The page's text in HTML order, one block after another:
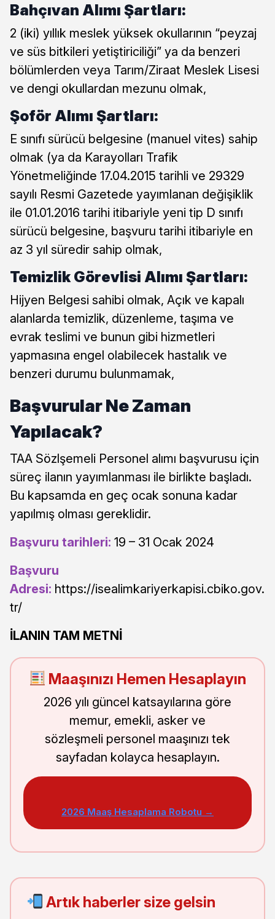
Bahçıvan Alımı Şartları:
2 (iki) yıllık meslek yüksek okullarının “peyzaj
ve süs bitkileri yetiştiriciliği” ya da benzeri
bölümlerden veya Tarım/Ziraat Meslek Lisesi
ve dengi okullardan mezunu olmak,
Şoför Alımı Şartları:
E sınıfı sürücü belgesine (manuel vites) sahip
olmak (ya da Karayolları Trafik
Yönetmeliğinde 17.04.2015 tarihli ve 29329
sayılı Resmi Gazetede yayımlanan değişiklik
ile 01.01.2016 tarihi itibariyle yeni tip D sınıfı
sürücü belgesine, başvuru tarihi itibariyle en
az 3 yıl süredir sahip olmak,
Temizlik Görevlisi Alımı Şartları:
Hijyen Belgesi sahibi olmak, Açık ve kapalı
alanlarda temizlik, düzenleme, taşıma ve
evrak teslimi ve bunun gibi hizmetleri
yapmasına engel olabilecek hastalık ve
benzeri durumu bulunmamak,
Başvurular Ne Zaman
Yapılacak?
TAA Sözlşemeli Personel alımı başvurusu için
süreç ilanın yayımlanması ile birlikte başladı.
Bu kapsamda en geç ocak sonuna kadar
yapılmış olması gereklidir.
Başvuru tarihleri: 19 – 31 Ocak 2024
Başvuru
Adresi: https://isealimkariyerkapisi.cbiko.gov.
tr/
İLANIN TAM METNİ
Maaşınızı Hemen Hesaplayın
2026 yılı güncel katsayılarına göre
memur, emekli, asker ve
sözleşmeli personel maaşınızı tek
sayfadan kolayca hesaplayın.
2026 Maaş Hesaplama Robotu →
Artık haberler size gelsin